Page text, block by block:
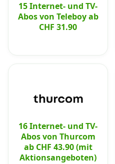
15 Internet- und TV-
Abos von Teleboy ab
CHF 31.90
16 Internet- und TV-
Abos von Thurcom
ab CHF 43.90 (mit
Aktionsangeboten)